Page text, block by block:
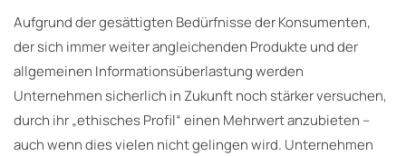
Aufgrund der gesättigten Bedürfnisse der Konsumenten,
der sich immer weiter angleichenden Produkte und der
allgemeinen Informationsüberlastung werden
Unternehmen sicherlich in Zukunft noch stärker versuchen,
durch ihr „ethisches Profil“ einen Mehrwert anzubieten –
auch wenn dies vielen nicht gelingen wird. Unternehmen